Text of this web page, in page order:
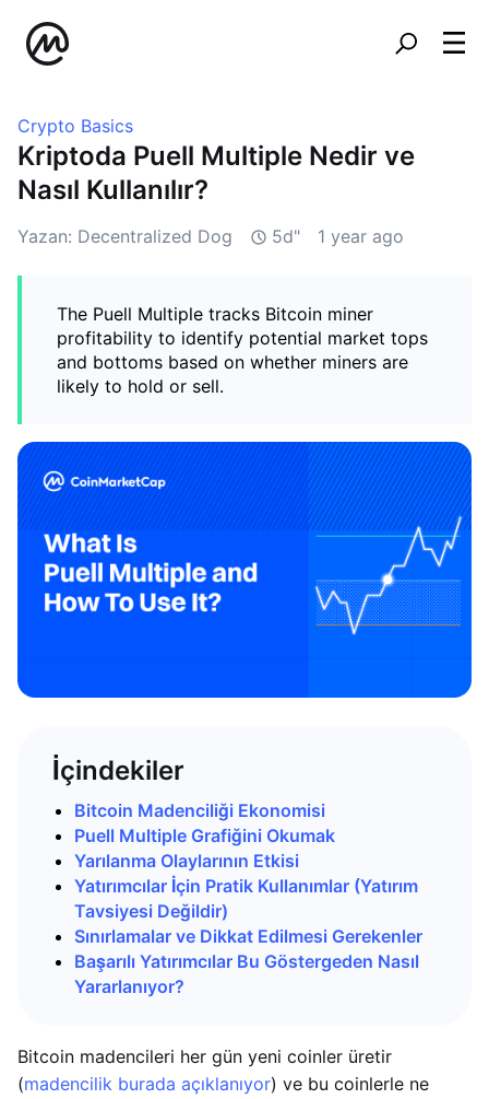
Crypto Basics
Kriptoda Puell Multiple Nedir ve
Nasıl Kullanılır?
Yazan: Decentralized Dog 5d" 1 year ago
The Puell Multiple tracks Bitcoin miner
profitability to identify potential market tops
and bottoms based on whether miners are
likely to hold or sell.
İçindekiler
Bitcoin Madenciliği Ekonomisi
Puell Multiple Grafiğini Okumak
Yarılanma Olaylarının Etkisi
Yatırımcılar İçin Pratik Kullanımlar (Yatırım
Tavsiyesi Değildir)
Sınırlamalar ve Dikkat Edilmesi Gerekenler
Başarılı Yatırımcılar Bu Göstergeden Nasıl
Yararlanıyor?
Bitcoin madencileri her gün yeni coinler üretir
(madencilik burada açıklanıyor) ve bu coinlerle ne